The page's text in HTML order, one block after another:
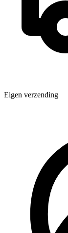
Eigen verzending